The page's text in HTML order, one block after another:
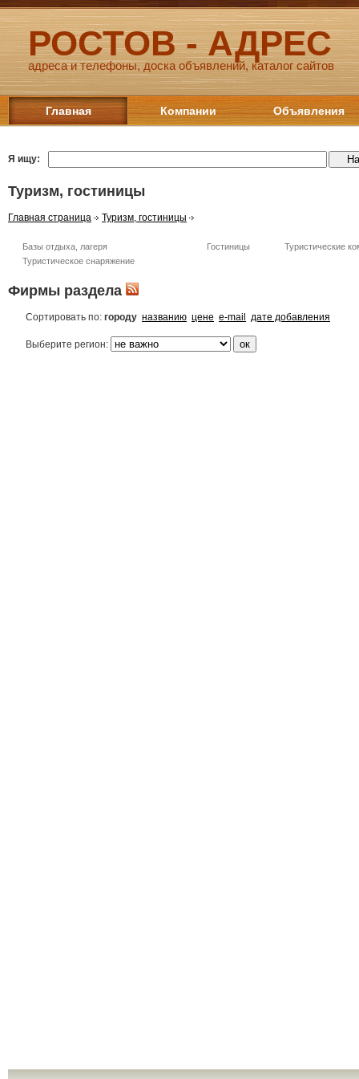
РОСТОВ - АДРЕС
адреса и телефоны, доска объявлений, каталог сайтов
Главная Компании Объявления
Я ищу:
Туризм, гостиницы
Главная страница Туризм, гостиницы
Базы отдыха, лагеря Гостиницы
Туристические
Туристическое снаряжение
Фирмы раздела
Сортировать по: городу названию цене e-mail дате добавления
Выберите регион: